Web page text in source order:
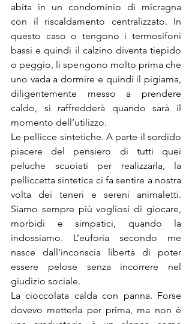
abita in un condominio di micragna
con il riscaldamento centralizzato. In
questo caso o tengono i termosifoni
bassi e quindi il calzino diventa tiepido
o peggio, li spengono molto prima che
uno vada a dormire e quindi il pigiama,
diligentemente messo a prendere
caldo, si raffredderà quando sarà il
momento dell’utilizzo.
Le pellicce sintetiche. A parte il sordido
piacere del pensiero di tutti quei
peluche scuoiati per realizzarla, la
pelliccetta sintetica ci fa sentire a nostra
volta dei teneri e sereni animaletti.
Siamo sempre più vogliosi di giocare,
morbidi e simpatici, quando la
indossiamo. L’euforia secondo me
nasce dall’inconscia libertà di poter
essere pelose senza incorrere nel
giudizio sociale.
La cioccolata calda con panna. Forse
dovevo metterla per prima, ma non è